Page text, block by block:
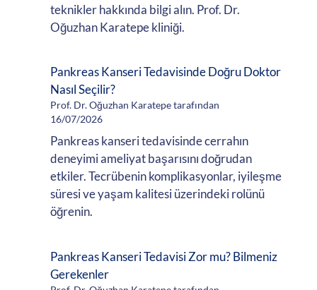
teknikler hakkında bilgi alın. Prof. Dr.
Oğuzhan Karatepe kliniği.
Pankreas Kanseri Tedavisinde Doğru Doktor
Nasıl Seçilir?
Prof. Dr. Oğuzhan Karatepe tarafından
16/07/2026
Pankreas kanseri tedavisinde cerrahın
deneyimi ameliyat başarısını doğrudan
etkiler. Tecrübenin komplikasyonlar, iyileşme
süresi ve yaşam kalitesi üzerindeki rolünü
öğrenin.
Pankreas Kanseri Tedavisi Zor mu? Bilmeniz
Gerekenler